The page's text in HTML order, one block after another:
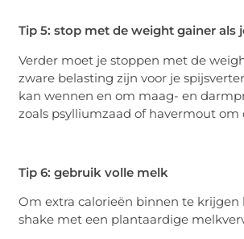
Tip 5: stop met de weight gainer als
Verder moet je stoppen met de
zware belasting zijn voor je
kan wennen en om maag- en
zoals psylliumzaad of havermout
Tip 6: gebruik volle melk
Om extra calorieën binnen te
shake met een plantaardige